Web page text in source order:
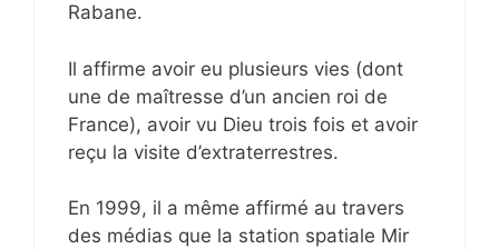
Rabane.
Il affirme avoir eu plusieurs vies (dont
une de maîtresse d’un ancien roi de
France), avoir vu Dieu trois fois et avoir
reçu la visite d’extraterrestres.
En 1999, il a même affirmé au travers
des médias que la station spatiale Mir